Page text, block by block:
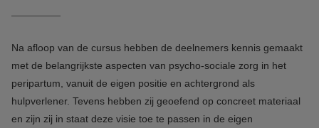
Na afloop van de cursus hebben de deelnemers kennis gemaakt
met de belangrijkste aspecten van psycho-sociale zorg in het
peripartum, vanuit de eigen positie en achtergrond als
hulpverlener. Tevens hebben zij geoefend op concreet materiaal
en zijn zij in staat deze visie toe te passen in de eigen